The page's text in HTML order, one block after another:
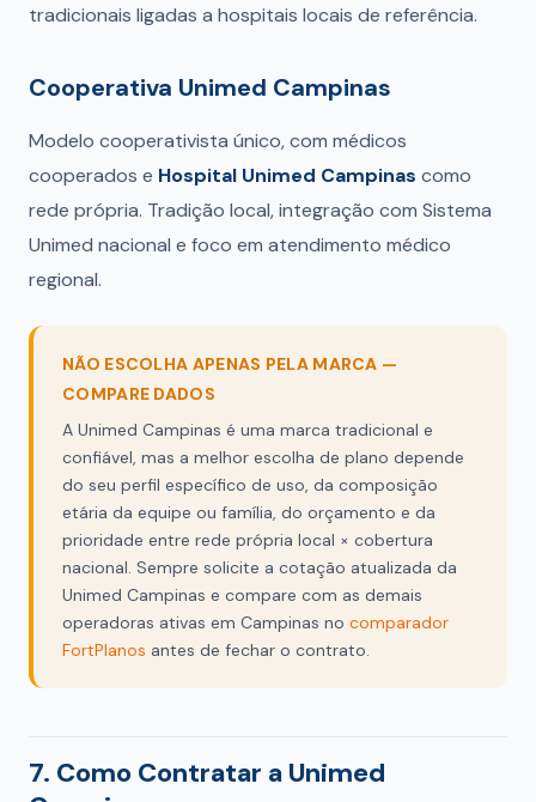
tradicionais ligadas a hospitais locais de referência.
Cooperativa Unimed Campinas
Modelo cooperativista único, com médicos
cooperados e Hospital Unimed Campinas como
rede própria. Tradição local, integração com Sistema
Unimed nacional e foco em atendimento médico
regional.
NÃO ESCOLHA APENAS PELA MARCA —
COMPARE DADOS
A Unimed Campinas é uma marca tradicional e
confiável, mas a melhor escolha de plano depende
do seu perfil específico de uso, da composição
etária da equipe ou família, do orçamento e da
prioridade entre rede própria local × cobertura
nacional. Sempre solicite a cotação atualizada da
Unimed Campinas e compare com as demais
operadoras ativas em Campinas no comparador
FortPlanos antes de fechar o contrato.
7. Como Contratar a Unimed